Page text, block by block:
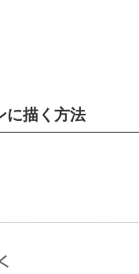
に描く方法